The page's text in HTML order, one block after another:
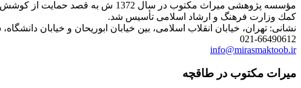
مؤسسه پژوهشی میراث مكتوب در
كمك وزارت فرهنگ و ارشاد اسلامی تأسیس شد.
نشانی: تهران، خیابان انقلاب اسلامی، بین خیابان ابوریحان و خیابان دانشگاه، شمارۀ 1182 (ساختمان
021-66490612
info@mirasmaktoob.ir
میرات مکتوب در طاقچه